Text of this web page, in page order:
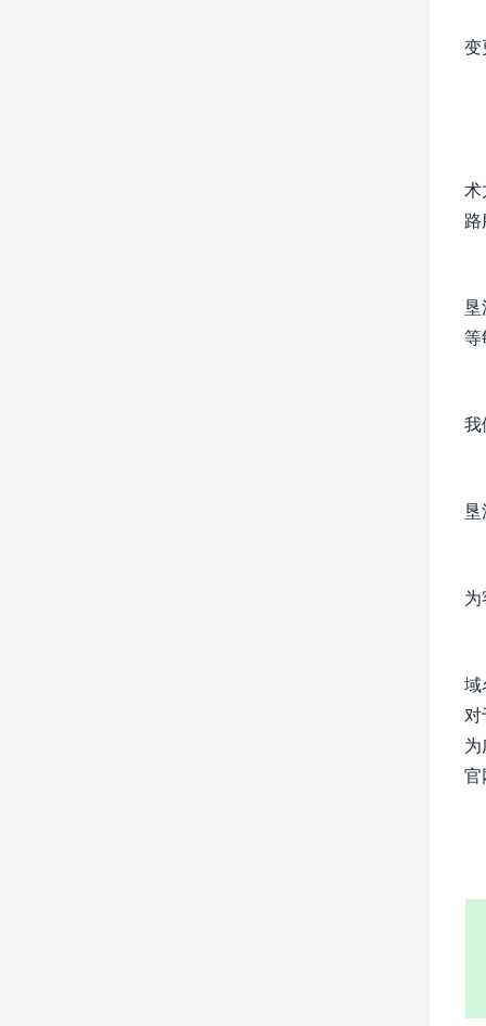
变
术
路
等
我
域
对
官